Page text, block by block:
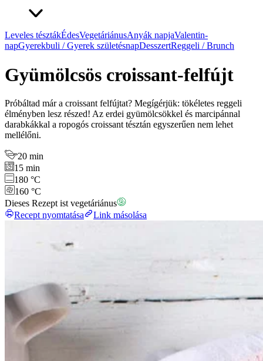
Leveles tésztákÉdesVegetáriánusAnyák napjaValentin-
napGyerekbuli / Gyerek születésnapDesszertReggeli / Brunch
Gyümölcsös croissant-felfújt
Próbáltad már a croissant felfújtat? Megígérjük: tökéletes reggeli
élményben lesz részed! Az erdei gyümölcsökkel és marcipánnal
darabkákkal a ropogós croissant tésztán egyszerűen nem lehet
mellélőni.
20 min
15 min
180 °C
160 °C
Dieses Rezept ist vegetáriánus
Recept nyomtatása
Link másolása